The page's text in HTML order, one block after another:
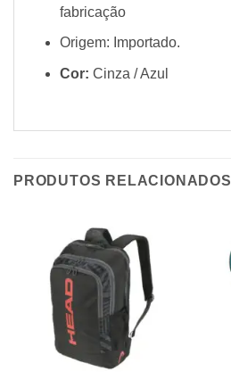
fabricação
Origem: Importado.
Cor: Cinza / Azul
PRODUTOS RELACIONADOS